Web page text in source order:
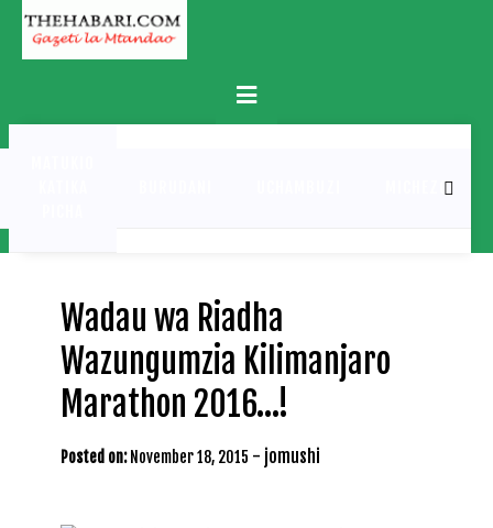
Skip
content
Primary
Menu
MICHEZO
Wadau wa Riadha
Wazungumzia Kilimanjaro
Marathon 2016…!
Posted on: November 18, 2015 - jomushi